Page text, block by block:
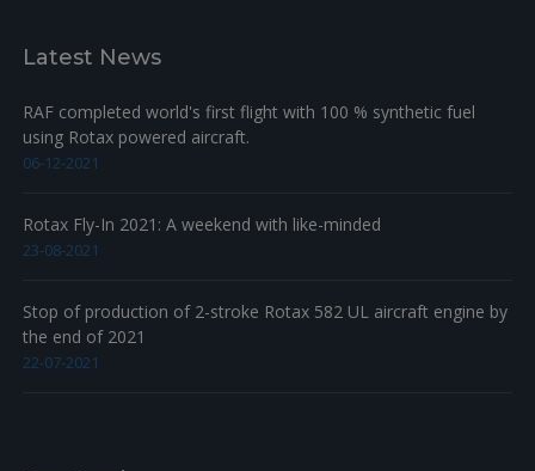
20 241930 USE 241935 8 0
21 965531
Latest News
RAF completed world's first flight with 100 % synthetic fuel
using Rotax powered aircraft.
06-12-2021
Rotax Fly-In 2021: A weekend with like-minded
23-08-2021
Stop of production of 2-stroke Rotax 582 UL aircraft engine by
the end of 2021
22-07-2021